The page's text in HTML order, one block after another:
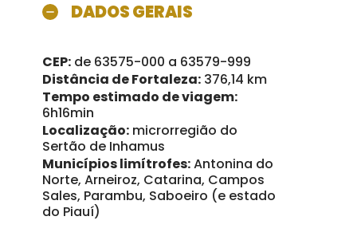
DADOS GERAIS
CEP:de 63575-000 a 63579-999
Distância de Fortaleza:376,14 km
Tempo estimado de viagem:
6h16min
Localização:microrregião do
Sertão de Inhamus
Municípios limítrofes:Antonina do
Norte, Arneiroz, Catarina, Campos
Sales, Parambu, Saboeiro (e estado
do Piauí)